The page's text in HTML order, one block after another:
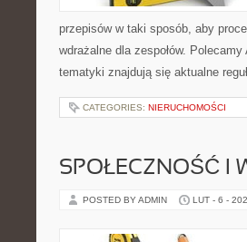
przepisów w taki sposób, aby
wdrażalne dla zespołów.
tematyki znajdują się aktualne
CATEGORIES: NIERUCHOMOŚCI
SPOŁECZNOŚĆ I
POSTED BY ADMIN LUT - 6 -